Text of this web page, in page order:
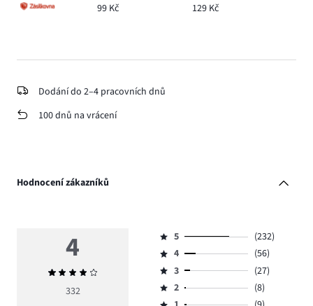
99 Kč 129 Kč
Dodání do 2–4 pracovních dnů
100 dnů na vrácení
Hodnocení zákazníků
4
Průměrné
hodnocení
332
Hodnocení
5,
počet
hlasů
232.
5
(232)
Hodnocení
4,
počet
hlasů
4
(56)
Hodnocení
3,
3
(27)
Hodnocení
2
(8)